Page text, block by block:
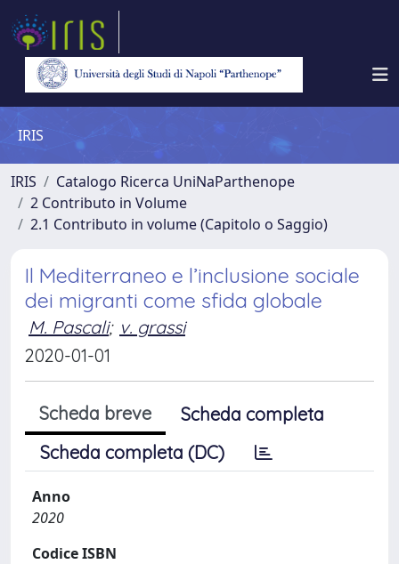
IRIS
IRIS
Catalogo Ricerca UniNaParthenope
2 Contributo in Volume
2.1 Contributo in volume (Capitolo o Saggio)
Il Mediterraneo e l’inclusione sociale
dei migranti come sfida globale
M. Pascali; v. grassi
2020-01-01
Scheda breve
Scheda completa
Scheda completa (DC)
Anno
2020
Codice ISBN